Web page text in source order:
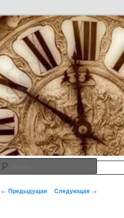
Поиск
Навигация по записям
← Предыдущая Следующая →